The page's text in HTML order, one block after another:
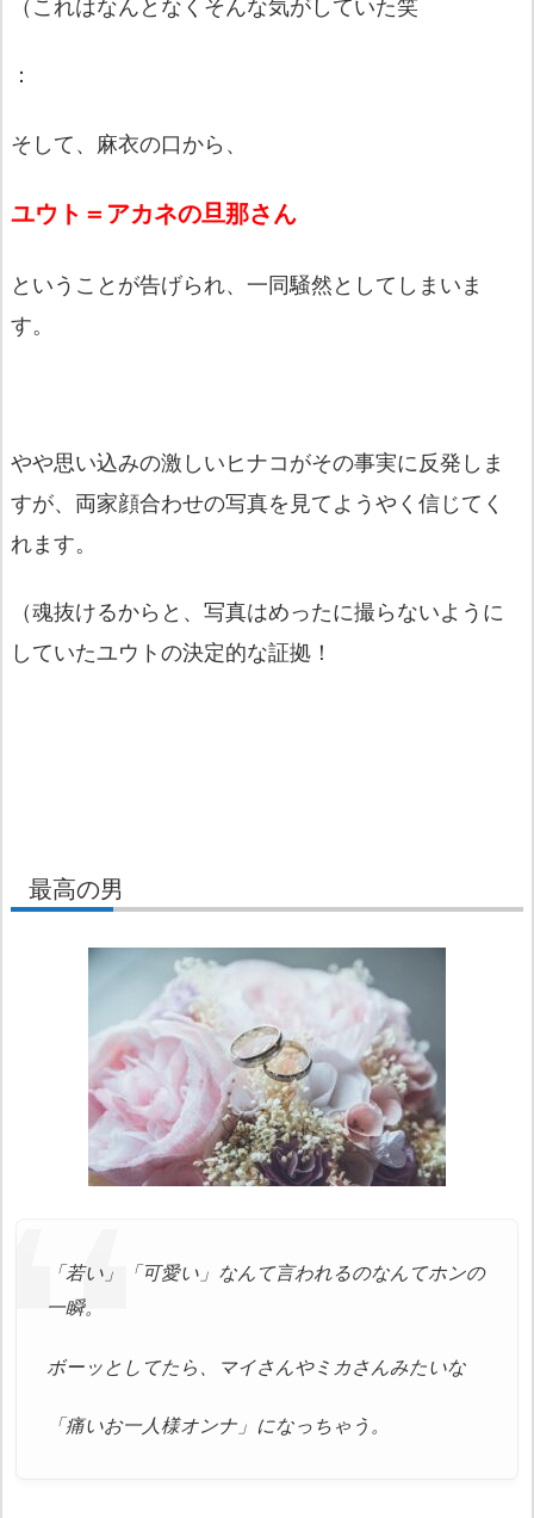
（これはなんとなくそんな気がしていた笑
：
そして、麻衣の口から、
ユウト＝アカネの旦那さん
ということが告げられ、一同騒然としてしまいま
す。
やや思い込みの激しいヒナコがその事実に反発しま
すが、両家顔合わせの写真を見てようやく信じてく
れます。
（魂抜けるからと、写真はめったに撮らないように
していたユウトの決定的な証拠！
最高の男
「若い」「可愛い」なんて言われるのなんてホンの
一瞬。
ボーッとしてたら、マイさんやミカさんみたいな
「痛いお一人様オンナ」になっちゃう。